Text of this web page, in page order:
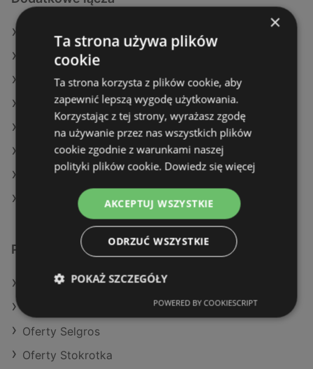
Oferty Delikatesy Centrum
Oferty Stokrotka
Oferty SPAR
Aktualne gazetki Kaufland
Aktualne gazetki Gram Market
Aktualne gazetki SPAR
Aktualne gazetki Stokrotka
Aktualne gazetki Żabka
Podobne sklepy detaliczne
Oferty Kaufland
Oferty Selgros
Oferty Stokrotka
×
Ta strona używa plików
cookie
Ta strona korzysta z plików cookie, aby
zapewnić lepszą wygodę użytkowania.
Korzystając z tej strony, wyrażasz zgodę
na używanie przez nas wszystkich plików
cookie zgodnie z warunkami naszej
polityki plików cookie. Dowiedz się więcej
AKCEPTUJ WSZYSTKIE
ODRZUĆ WSZYSTKIE
POKAŻ SZCZEGÓŁY
POWERED BY COOKIESCRIPT